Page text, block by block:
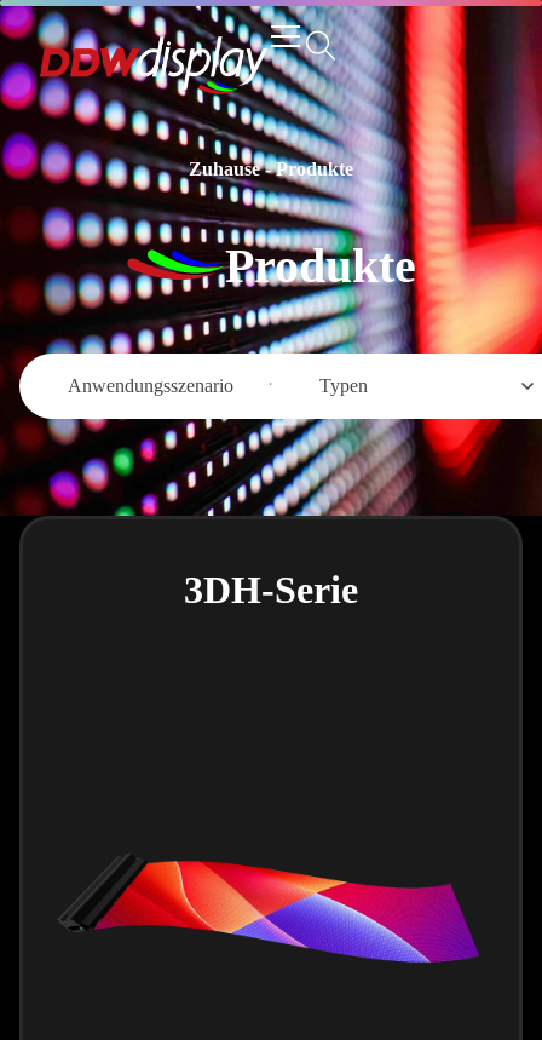
Zuhause-Produkte
Produkte
Anwendungsszenario Typen
3DH-Serie